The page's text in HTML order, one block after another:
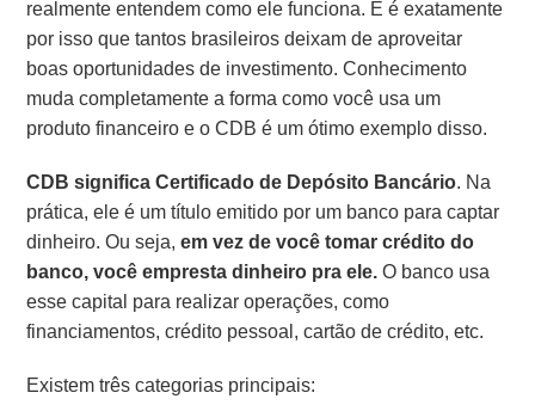
realmente entendem como ele funciona. E é exatamente
por isso que tantos brasileiros deixam de aproveitar
boas oportunidades de investimento. Conhecimento
muda completamente a forma como você usa um
produto financeiro e o CDB é um ótimo exemplo disso.
CDB significaCertificado de Depósito Bancário. Na
prática, ele é um título emitido por um banco para captar
dinheiro. Ou seja,em vez de você tomar crédito do
banco, você empresta dinheiro pra ele.O banco usa
esse capital para realizar operações, como
financiamentos, crédito pessoal, cartão de crédito, etc.
Existem três categorias principais: